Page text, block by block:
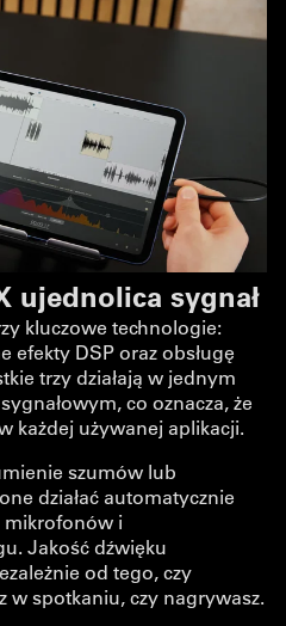
ujednolica sygnał
kluczowe technologie:
efekty DSP oraz obsługę
trzy działają w jednym
co oznacza, że
każdej używanej aplikacji.
szumów lub
działać automatycznie
mikrofonów i
Jakość dźwięku
od tego, czy
w spotkaniu, czy nagrywasz.